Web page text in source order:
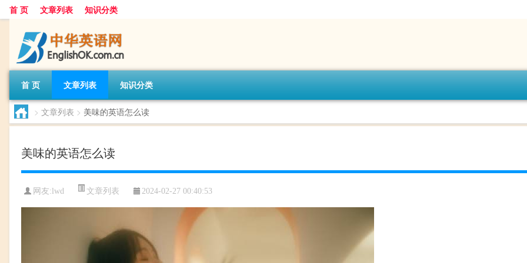
首 页 文章列表 知识分类
首 页 文章列表 知识分类
> 文章列表 > 美味的英语怎么读
美味的英语怎么读
网友: lwd 文章列表 2024-02-27 00:40:53